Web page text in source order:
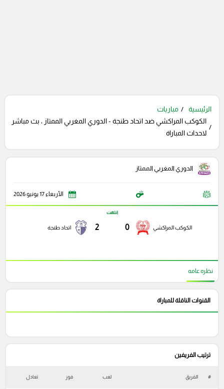
الرئيسية
مباريات
الكوكب المراكشي ضد اتحاد طنجة - الدوري المغربي الممتاز ، بث مباشر
لاحداث المباراة
الدوري المغربي الممتاز
الأربعاء 17 يونيو 2026
الكوكب المراكشي 0
انتهت
2 اتحاد طنجة
نظره عامه
القنوات الناقلة للمباراة
ترتيب الفريفين
# الفريق لعب فوز تعادل